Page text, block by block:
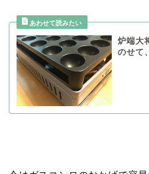
炉端大
のせて